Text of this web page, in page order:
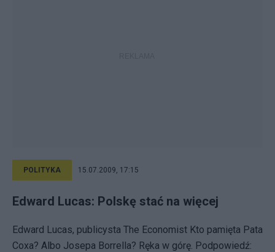
POLITYKA 15.07.2009, 17:15
Edward Lucas: Polskę stać na więcej
Edward Lucas, publicysta The Economist Kto pamięta Pata
Coxa? Albo Josepa Borrella? Ręka w górę. Podpowiedź: